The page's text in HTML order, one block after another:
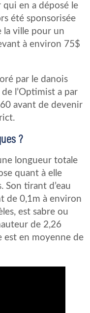
qui en a déposé le
été sponsorisée
la ville pour un
à environ 75$
par le danois
l’Optimist a par
avant de devenir
?
longueur totale
quant à elle
Son tirant d’eau
de 0,1m à environ
est sabre ou
de 2,26
est en moyenne de